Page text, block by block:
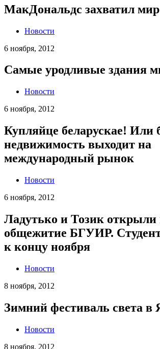
МакДональдс захватил мир
Новости
6 ноября, 2012
Самые уродливые здания
Новости
6 ноября, 2012
Купляйце беларускае! Или
недвижимость выходит на
международный рынок
Новости
6 ноября, 2012
Ладутько и Тозик открыли
общежитие БГУИР.
к концу ноября
Новости
8 ноября, 2012
Зимний фестиваль света в
Новости
8 ноября, 2012